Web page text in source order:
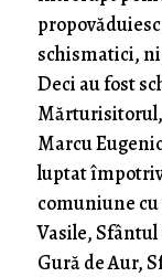
schismatici,
Deci au fost
Marcu
luptat
comuniune
Vasile,
Gură de Aur,